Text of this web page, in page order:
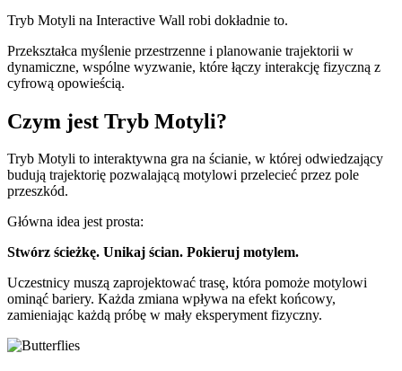
Tryb Motyli na Interactive Wall robi dokładnie to.
Przekształca myślenie przestrzenne i planowanie trajektorii w
dynamiczne, wspólne wyzwanie, które łączy interakcję fizyczną z
cyfrową opowieścią.
Czym jest Tryb Motyli?
Tryb Motyli to interaktywna gra na ścianie, w której odwiedzający
budują trajektorię pozwalającą motylowi przelecieć przez pole
przeszkód.
Główna idea jest prosta:
Stwórz ścieżkę. Unikaj ścian. Pokieruj motylem.
Uczestnicy muszą zaprojektować trasę, która pomoże motylowi
ominąć bariery. Każda zmiana wpływa na efekt końcowy,
zamieniając każdą próbę w mały eksperyment fizyczny.